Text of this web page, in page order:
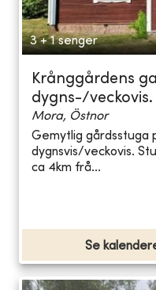
3 + 1 senger
Krånggårdens
dygns-/veckovis.
Mora, Östnor
Gemytlig gårdsstuga
dygnsvis/veckovis.
ca 4km frå...
Se